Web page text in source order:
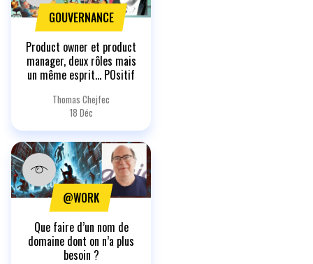
GOUVERNANCE
Product owner et product
manager, deux rôles mais
un même esprit… POsitif
Thomas Chejfec
18 Déc
@WORK
Que faire d’un nom de
domaine dont on n’a plus
besoin ?